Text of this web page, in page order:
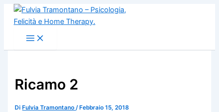
Ricamo 2
Di Fulvia Tramontano/ Febbraio 15, 2018